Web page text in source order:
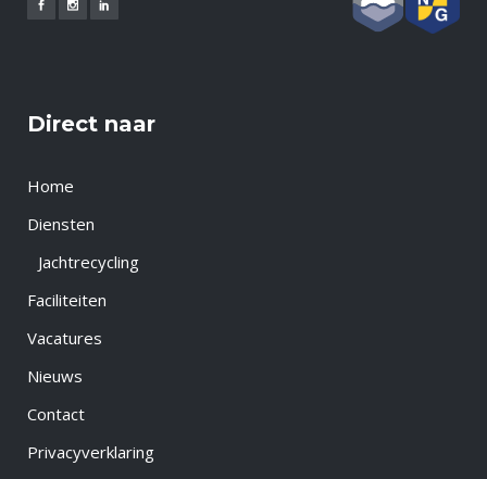
Direct naar
Home
Diensten
Jachtrecycling
Faciliteiten
Vacatures
Nieuws
Contact
Privacyverklaring